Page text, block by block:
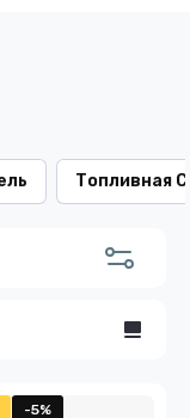
Топливная
-5%